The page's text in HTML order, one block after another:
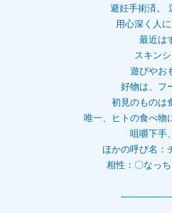
避妊手術済。
用心深く人
最近は
スキン
遊びやお
好物は、フ
初見のものは
唯一、ヒトの食べ物
咀嚼下手
ほかの呼び名：
相性：〇なっ